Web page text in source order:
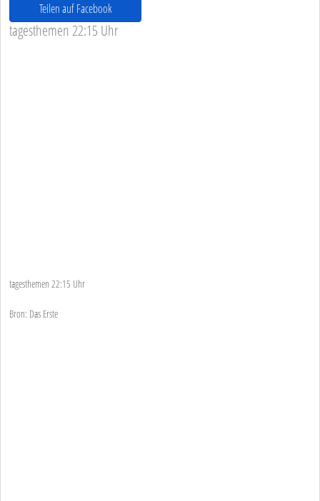
Teilen auf Facebook
tagesthemen 22:15 Uhr
tagesthemen 22:15 Uhr
Bron: Das Erste